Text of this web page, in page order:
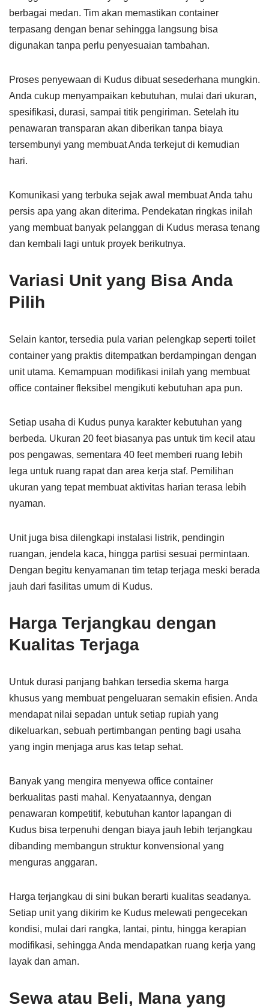
berbagai medan. Tim akan memastikan container
terpasang dengan benar sehingga langsung bisa
digunakan tanpa perlu penyesuaian tambahan.
Proses penyewaan di Kudus dibuat sesederhana mungkin.
Anda cukup menyampaikan kebutuhan, mulai dari ukuran,
spesifikasi, durasi, sampai titik pengiriman. Setelah itu
penawaran transparan akan diberikan tanpa biaya
tersembunyi yang membuat Anda terkejut di kemudian
hari.
Komunikasi yang terbuka sejak awal membuat Anda tahu
persis apa yang akan diterima. Pendekatan ringkas inilah
yang membuat banyak pelanggan di Kudus merasa tenang
dan kembali lagi untuk proyek berikutnya.
Variasi Unit yang Bisa Anda
Pilih
Selain kantor, tersedia pula varian pelengkap seperti toilet
container yang praktis ditempatkan berdampingan dengan
unit utama. Kemampuan modifikasi inilah yang membuat
office container fleksibel mengikuti kebutuhan apa pun.
Setiap usaha di Kudus punya karakter kebutuhan yang
berbeda. Ukuran 20 feet biasanya pas untuk tim kecil atau
pos pengawas, sementara 40 feet memberi ruang lebih
lega untuk ruang rapat dan area kerja staf. Pemilihan
ukuran yang tepat membuat aktivitas harian terasa lebih
nyaman.
Unit juga bisa dilengkapi instalasi listrik, pendingin
ruangan, jendela kaca, hingga partisi sesuai permintaan.
Dengan begitu kenyamanan tim tetap terjaga meski berada
jauh dari fasilitas umum di Kudus.
Harga Terjangkau dengan
Kualitas Terjaga
Untuk durasi panjang bahkan tersedia skema harga
khusus yang membuat pengeluaran semakin efisien. Anda
mendapat nilai sepadan untuk setiap rupiah yang
dikeluarkan, sebuah pertimbangan penting bagi usaha
yang ingin menjaga arus kas tetap sehat.
Banyak yang mengira menyewa office container
berkualitas pasti mahal. Kenyataannya, dengan
penawaran kompetitif, kebutuhan kantor lapangan di
Kudus bisa terpenuhi dengan biaya jauh lebih terjangkau
dibanding membangun struktur konvensional yang
menguras anggaran.
Harga terjangkau di sini bukan berarti kualitas seadanya.
Setiap unit yang dikirim ke Kudus melewati pengecekan
kondisi, mulai dari rangka, lantai, pintu, hingga kerapian
modifikasi, sehingga Anda mendapatkan ruang kerja yang
layak dan aman.
Sewa atau Beli, Mana yang